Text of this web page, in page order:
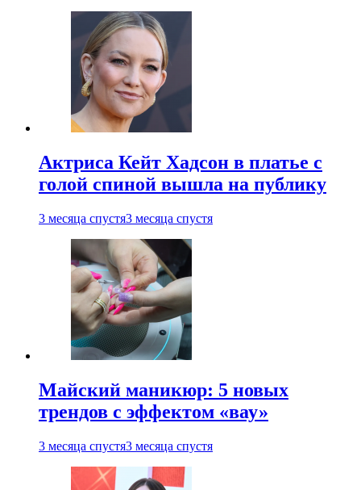
Актриса Кейт Хадсон в платье с
голой спиной вышла на публику
3 месяца спустя3 месяца спустя
Майский маникюр: 5 новых
трендов с эффектом «вау»
3 месяца спустя3 месяца спустя